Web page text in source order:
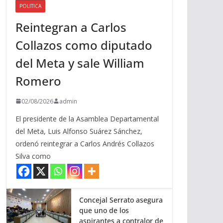
i
b
a
j
o
a
POLITICA
Reintegran a Carlos
Collazos como diputado
del Meta y sale William
Romero
02/08/2026 admin
El presidente de la Asamblea Departamental
del Meta, Luis Alfonso Suárez Sánchez,
ordenó reintegrar a Carlos Andrés Collazos
Silva como
Concejal Serrato asegura
que uno de los
aspirantes a contralor de